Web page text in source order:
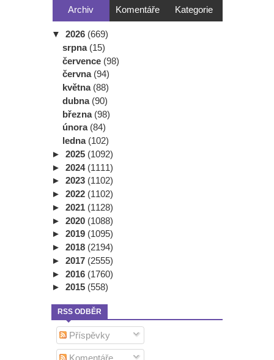
Archiv Komentáře Kategorie
▼ 2026 (669)
srpna (15)
července (98)
června (94)
května (88)
dubna (90)
března (98)
února (84)
ledna (102)
► 2025 (1092)
► 2024 (1111)
► 2023 (1102)
► 2022 (1102)
► 2021 (1128)
► 2020 (1088)
► 2019 (1095)
► 2018 (2194)
► 2017 (2555)
► 2016 (1760)
► 2015 (558)
RSS ODBĚR
Příspěvky
Komentáře